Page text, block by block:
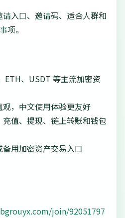
入口、邀请码、适合人群和
项。
ETH、USDT 等主流加密资
，中文使用体验更友好
值、提现、链上转账和钱包
用加密资产交易入口
join/92051797